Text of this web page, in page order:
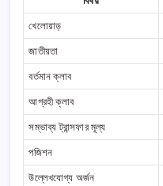
খেলোয়াড়
জাতীয়তা
বর্তমান ক্লাব
আগ্রহী ক্লাব
সম্ভাব্য ট্রান্সফার মূল্য
পজিশন
উল্লেখযোগ্য অর্জন